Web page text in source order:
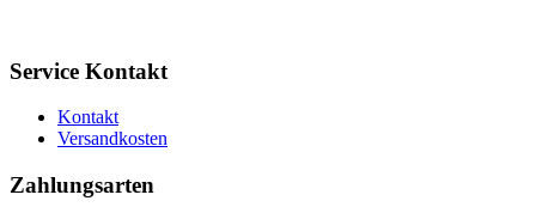
Service Kontakt
Kontakt
Versandkosten
Zahlungsarten